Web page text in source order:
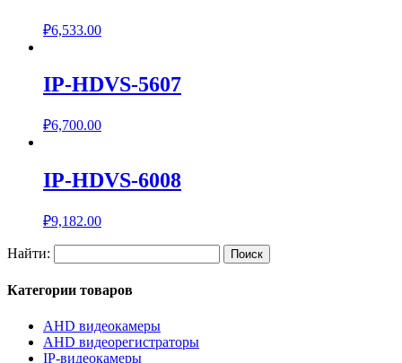
₽6,533.00
IP-HDVS-5607
₽6,700.00
IP-HDVS-6008
₽9,182.00
Найти:
Категории товаров
AHD видеокамеры
AHD видеорегистраторы
IP-видеокамеры